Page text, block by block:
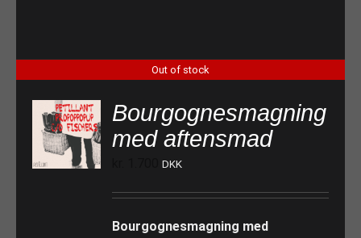
Out of stock
Bourgognesmagning
med aftensmad
DKK
Bourgognesmagning med